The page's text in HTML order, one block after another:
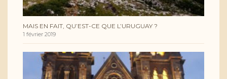
MAIS EN FAIT, QU’EST-CE QUE L’URUGUAY ?
1 février 2019